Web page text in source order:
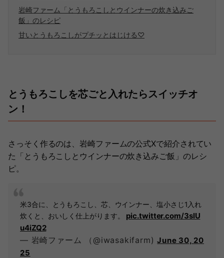
岩崎ファーム「とうもろこしとウインナーの炊き込みご
飯」のレシピ
甘いとうもろこしがプチッとはじける♡
とうもろこしを芯ごと入れたらスイッチオ
ン！
さっそく作るのは、岩崎ファームの公式Xで紹介されてい
た「とうもろこしとウインナーの炊き込みご飯」のレシ
ピ。
米3合に、とうもろこし、芯、ウインナー、塩小さじ1入れ
炊くと、おいしく仕上がります。 pic.twitter.com/3slU
u4iZQ2
— 岩崎ファーム （@iwasakifarm)June 30, 20
25